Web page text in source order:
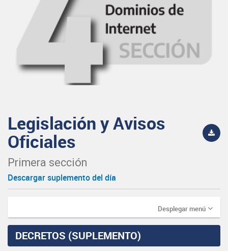
Legislación y Avisos
Oficiales
Primera sección
Descargar suplemento del día
Desplegar menú
DECRETOS (SUPLEMENTO)